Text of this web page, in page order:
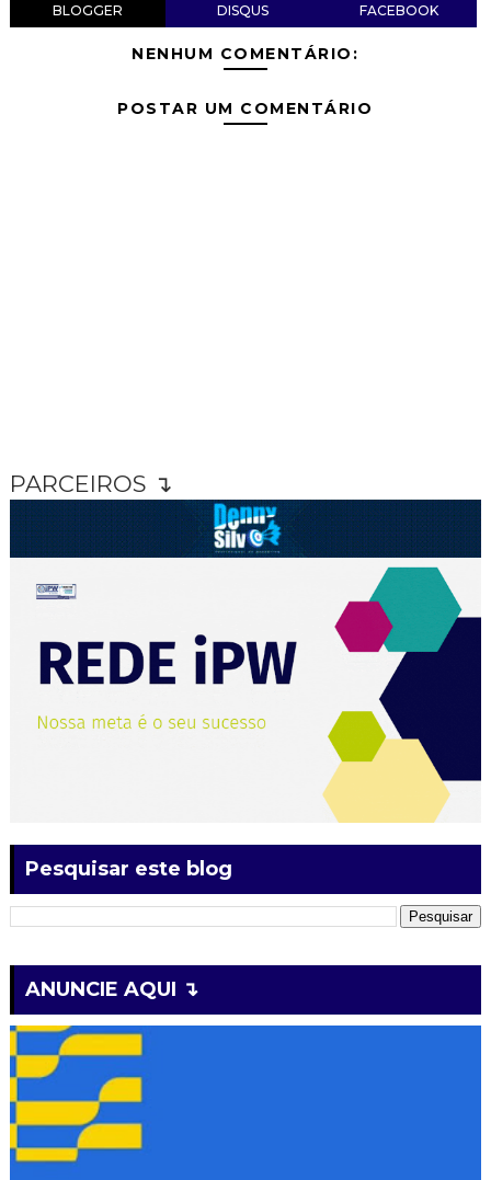
BLOGGER DISQUS FACEBOOK
NENHUM COMENTÁRIO:
POSTAR UM COMENTÁRIO
PARCEIROS ↴
Pesquisar este blog
ANUNCIE AQUI ↴